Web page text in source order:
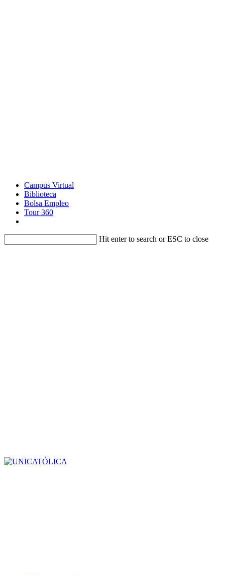
Campus Virtual
Biblioteca
Bolsa Empleo
Tour 360
Hit enter to search or ESC to close